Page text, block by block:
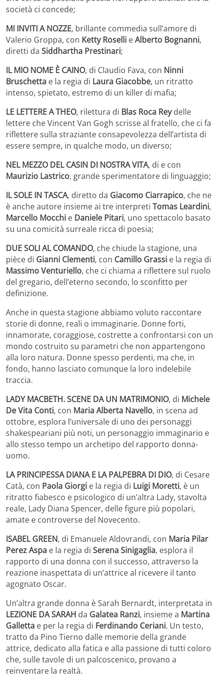
società ci concede;
MI INVITI A NOZZE, brillante commedia sull’amore di
Valerio Groppa, con Ketty Roselli eAlberto Bognanni,
diretti da Siddhartha Prestinari;
IL MIO NOME È CAINO, di Claudio Fava, con Ninni
Bruschetta e la regia di Laura Giacobbe, un ritratto
intenso, spietato, estremo di un killer di mafia;
LE LETTERE A THEO, rilettura di Blas Roca Reydelle
lettere che Vincent Van Gogh scrisse al fratello, che ci fa
riflettere sulla straziante consapevolezza dell’artista di
essere sempre, in qualche modo, un diverso;
NEL MEZZO DEL CASIN DI NOSTRA VITA, di e con
Maurizio Lastrico, grande sperimentatore di linguaggio;
IL SOLE IN TASCA, diretto da Giacomo Ciarrapico, che ne
è anche autore insieme ai tre interpreti Tomas Leardini,
Marcello Mocchi e Daniele Pitari, uno spettacolo basato
su una comicità surreale ricca di poesia;
DUE SOLI AL COMANDO, che chiude la stagione, una
pièce di Gianni Clementi, con Camillo Grassi e la regia di
Massimo Venturiello, che ci chiama a riflettere sul ruolo
del gregario, dell’eterno secondo, lo sconfitto per
definizione.
Anche in questa stagione abbiamo voluto raccontare
storie di donne, reali o immaginarie. Donne forti,
innamorate, coraggiose, costrette a confrontarsi con un
mondo costruito su parametri che non appartengono
alla loro natura. Donne spesso perdenti, ma che, in
fondo, hanno lasciato comunque la loro indelebile
traccia.
LADY MACBETH. SCENE DA UN MATRIMONIO, di Michele
De Vita Conti, con Maria Alberta Navello, in scena ad
ottobre, esplora l’universale di uno dei personaggi
shakespeariani più noti, un personaggio immaginario e
allo stesso tempo un archetipo del rapporto donna-
uomo.
LA PRINCIPESSA DIANA E LA PALPEBRA DI DIO, di Cesare
Catà, con Paola Giorgi e la regia di Luigi Moretti, è un
ritratto fiabesco e psicologico di un’altra Lady, stavolta
reale, Lady Diana Spencer, delle figure più popolari,
amate e controverse del Novecento.
ISABEL GREEN, di Emanuele Aldovrandi, con Maria Pilar
Perez Aspa e la regia di Serena Sinigaglia, esplora il
rapporto di una donna con il successo, attraverso la
reazione inaspettata di un’attrice al ricevere il tanto
agognato Oscar.
Un’altra grande donna è Sarah Bernardt, interpretata in
LEZIONE DA SARAH da Galatea Ranzi, insieme a Martina
Galletta e per la regia di Ferdinando Ceriani. Un testo,
tratto da Pino Tierno dalle memorie della grande
attrice, dedicato alla fatica e alla passione di tutti coloro
che, sulle tavole di un palcoscenico, provano a
reinventare la realtà.